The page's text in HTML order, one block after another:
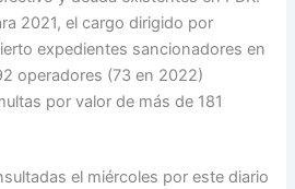
2021, el cargo dirigido por
expedientes sancionadores en
operadores (73 en 2022)
por valor de más de 181
el miércoles por este diario